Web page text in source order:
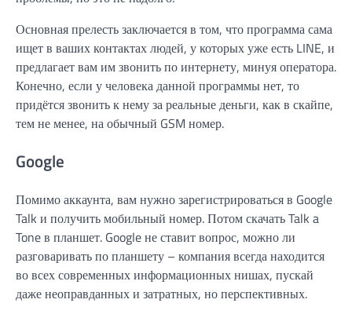
Основная прелесть заключается в том, что программа сама
ищет в ваших контактах людей, у которых уже есть LINE, и
предлагает вам им звонить по интернету, минуя оператора.
Конечно, если у человека данной программы нет, то
придётся звонить к нему за реальные деньги, как в скайпе,
тем не менее, на обычный GSM номер.
Google
Помимо аккаунта, вам нужно зарегистрироваться в Google
Talk и получить мобильный номер. Потом скачать Talk a
Tone в планшет. Google не ставит вопрос, можно ли
разговаривать по планшету – компания всегда находится
во всех современных информационных нишах, пускай
даже неоправданных и затратных, но перспективных.